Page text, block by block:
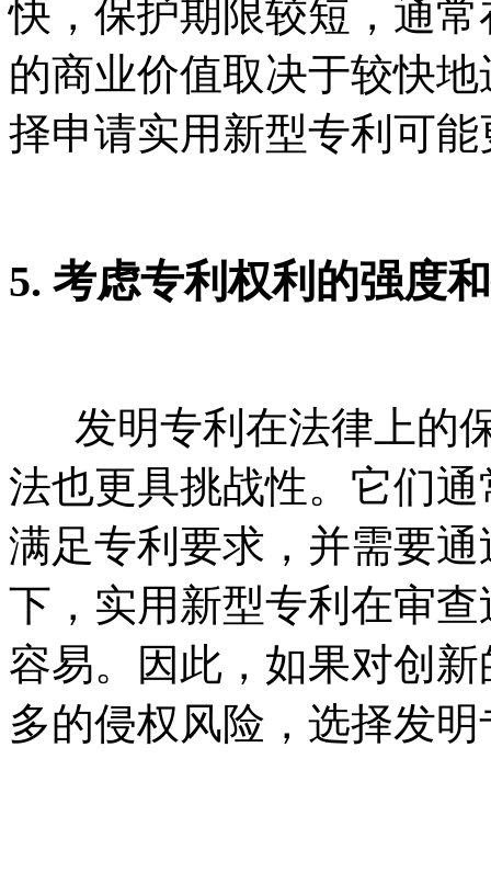
快，保护期限较短，通
的商业价值取决于较快
择申请实用新型专利可
5. 考虑专利权利的强度
发明专利在法律上的
法也更具挑战性。它们
满足专利要求，并需要
下，实用新型专利在审
容易。因此，如果对创
多的侵权风险，选择发